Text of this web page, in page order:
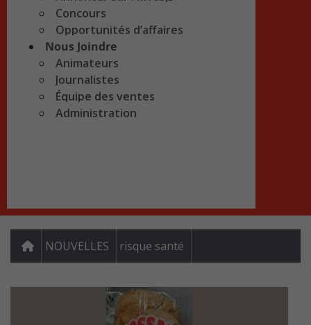
Concours
Opportunités d’affaires
Nous Joindre
Animateurs
Journalistes
Équipe des ventes
Administration
NOUVELLES risque santé